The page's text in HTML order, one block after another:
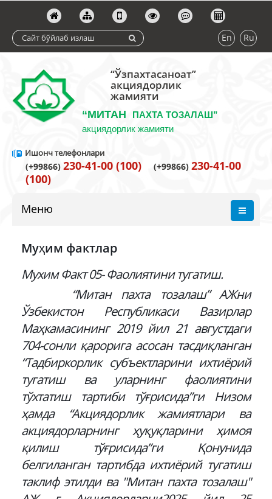
En Ru
“Ўзпахтасаноат”
акциядорлик
жамияти
“МИТАН
ПАХТА ТОЗАЛАШ”
акциядорлик жамияти
Ишонч телефонлари
(+99866) 230-41-00 (100) (+99866) 230-41-00
(100)
Меню
Муҳим фактлар
Мухим Факт 05- Фаолиятини тугатиш.
“Митан пахта тозалаш” АЖни
Ўзбекистон Республикаси Вазирлар
Маҳкамасининг 2019 йил 21 августдаги
704-сонли қарорига асосан тасдиқланган
“Тадбиркорлик субъектларини ихтиёрий
тугатиш ва уларнинг фаолиятини
тўхтатиш тартиби тўғрисида”ги Низом
ҳамда “Акциядорлик жамиятлари ва
акциядорларнинг ҳуқуқларини ҳимоя
қилиш тўғрисида”ги Қонунида
белгиланган тартибда ихтиёрий тугатиш
таклиф этилди ва "Митан пахта тозалаш"